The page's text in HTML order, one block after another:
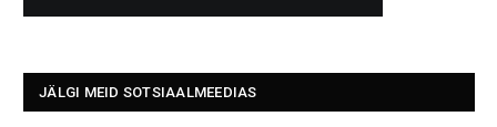
JÄLGI MEID SOTSIAALMEEDIAS